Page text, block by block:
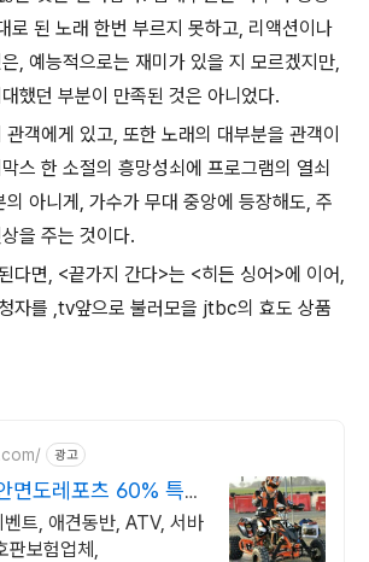
로 된 노래 한번 부르지 못하고, 리액션이나
, 예능적으로는 재미가 있을 지 모르겠지만,
했던 부분이 만족된 것은 아니었다.
객에게 있고, 또한 노래의 대부분을 관객이
스 한 소절의 흥망성쇠에 프로그램의 열쇠
아니게, 가수가 무대 중앙에 등장해도, 주
을 주는 것이다.
다면, <끝가지 간다>는 <히든 싱어>에 이어,
자를 ,tv앞으로 불러모을 jtbc의 효도 상품
광고
면도레포츠 60% 특별
트, 애견동반, ATV, 서바
판보험업체,